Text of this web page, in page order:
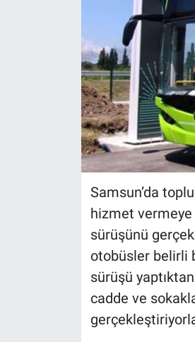
Samsun’da
hizmet
sürüşünü
otobüsler belirli
sürüşü
cadde ve